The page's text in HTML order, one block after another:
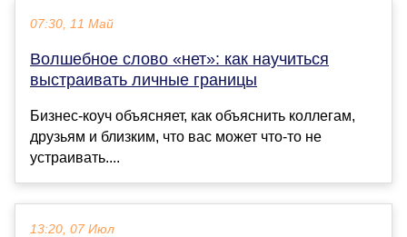
07:30, 11 Май
Волшебное слово «нет»: как научиться
выстраивать личные границы
Бизнес-коуч объясняет, как объяснить коллегам,
друзьям и близким, что вас может что-то не
устраивать....
13:20, 07 Июл